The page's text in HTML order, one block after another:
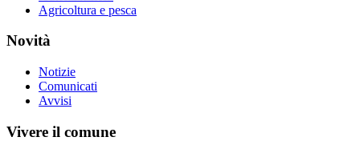
Agricoltura e pesca
Novità
Notizie
Comunicati
Avvisi
Vivere il comune